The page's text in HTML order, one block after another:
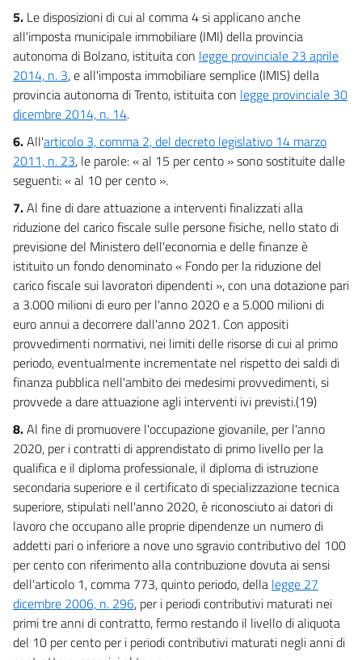
5. Le disposizioni di cui al comma 4 si applicano anche
all'imposta municipale immobiliare (IMI) della provincia
autonoma di Bolzano, istituita con legge provinciale 23 aprile
2014, n. 3, e all'imposta immobiliare semplice (IMIS) della
provincia autonoma di Trento, istituita con legge provinciale 30
dicembre 2014, n. 14.
6.All'articolo 3, comma 2, del decreto legislativo 14 marzo
2011, n. 23, le parole: « al 15 per cento » sono sostituite dalle
seguenti: « al 10 per cento ».
7.Al fine di dare attuazione a interventi finalizzati alla
riduzione del carico fiscale sulle persone fisiche, nello stato di
previsione del Ministero dell'economia e delle finanze è
istituito un fondo denominato « Fondo per la riduzione del
carico fiscale sui lavoratori dipendenti », con una dotazione pari
a 3.000 milioni di euro per l'anno 2020 e a 5.000 milioni di
euro annui a decorrere dall'anno 2021. Con appositi
provvedimenti normativi, nei limiti delle risorse di cui al primo
periodo, eventualmente incrementate nel rispetto dei saldi di
finanza pubblica nell'ambito dei medesimi provvedimenti, si
provvede a dare attuazione agli interventi ivi previsti.(19)
8.Al fine di promuovere l'occupazione giovanile, per l'anno
2020, per i contratti di apprendistato di primo livello per la
qualifica e il diploma professionale, il diploma di istruzione
secondaria superiore e il certificato di specializzazione tecnica
superiore, stipulati nell'anno 2020, è riconosciuto ai datori di
lavoro che occupano alle proprie dipendenze un numero di
addetti pari o inferiore a nove uno sgravio contributivo del 100
per cento con riferimento alla contribuzione dovuta ai sensi
dell'articolo 1, comma 773, quinto periodo, della legge 27
dicembre 2006, n. 296, per i periodi contributivi maturati nei
primi tre anni di contratto, fermo restando il livello di aliquota
del 10 per cento per i periodi contributivi maturati negli anni di